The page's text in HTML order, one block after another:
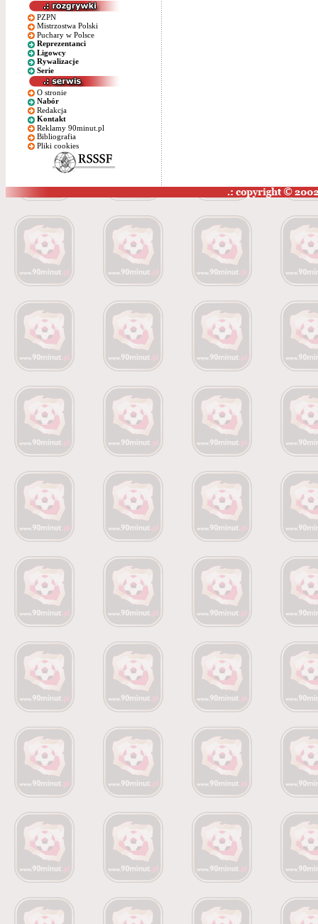
PZPN
Mistrzostwa Polski
Puchary w Polsce
Reprezentanci
Ligowcy
Rywalizacje
Serie
O stronie
Nabór
Redakcja
Kontakt
Reklamy 90minut.pl
Bibliografia
Pliki cookies